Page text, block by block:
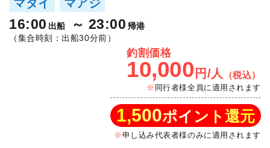
マダイ
マアジ
16:00 出船 23:00 帰港
（集合時刻：出船30分前）
釣割価格
10,000 円/人 （税込）
同行者様全員に適用されます
1,500ポイント還元
申し込み代表者様のみに適用されます